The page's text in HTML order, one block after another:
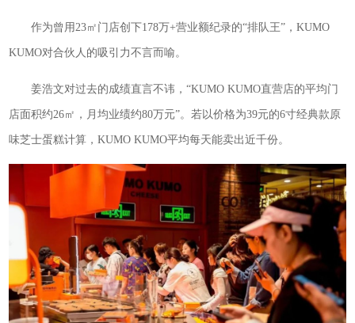
作为曾用23㎡门店创下178万+营业额纪录的“排队王”，KUMO
KUMO对合伙人的吸引力不言而喻。
姜浩文对过去的成绩直言不讳，“KUMO KUMO直营店的平均门
店面积约26㎡，月均业绩约80万元”。若以价格为39元的6寸经典款原
味芝士蛋糕计算，KUMO KUMO平均每天能卖出近千份。